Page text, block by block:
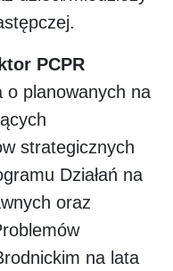
PCPR
o planowanych na
strategicznych
Działań na
oraz
na lata